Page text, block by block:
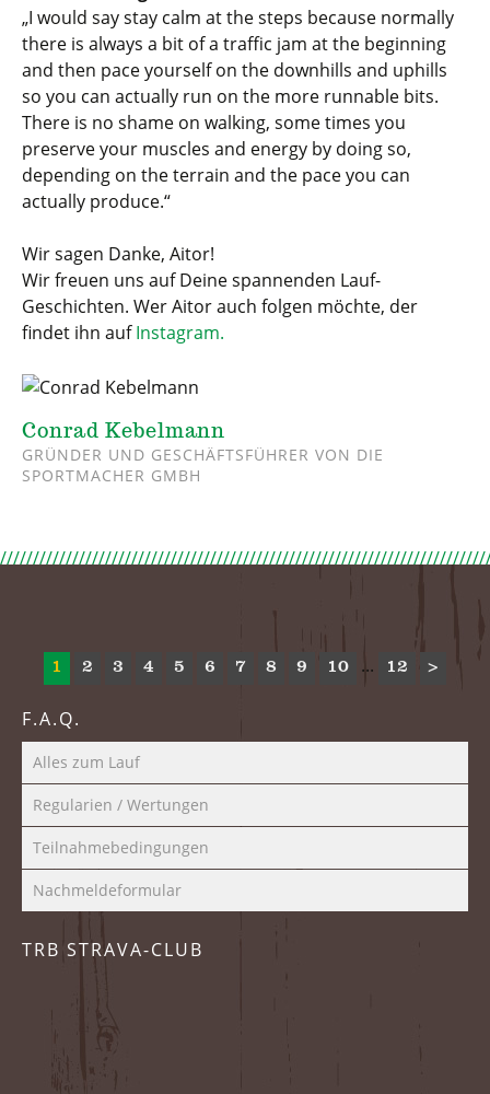
„I would say stay calm at the steps because normally
there is always a bit of a traffic jam at the beginning
and then pace yourself on the downhills and uphills
so you can actually run on the more runnable bits.
There is no shame on walking, some times you
preserve your muscles and energy by doing so,
depending on the terrain and the pace you can
actually produce.“
Wir sagen Danke, Aitor!
Wir freuen uns auf Deine spannenden Lauf-
Geschichten. Wer Aitor auch folgen möchte, der
findet ihn aufInstagram.
Conrad Kebelmann
GRÜNDER UND GESCHÄFTSFÜHRER VON DIE
SPORTMACHER GMBH
1 2 3 4 5 6 7 8 9 10 ... 12 >
F.A.Q.
Alles zum Lauf
Regularien / Wertungen
Teilnahmebedingungen
Nachmeldeformular
TRB STRAVA-CLUB